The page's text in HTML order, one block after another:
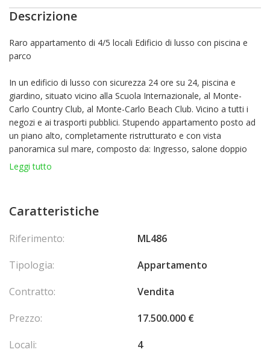
Descrizione
Raro appartamento di 4/5 locali Edificio di lusso con piscina e
parco
In un edificio di lusso con sicurezza 24 ore su 24, piscina e
giardino, situato vicino alla Scuola Internazionale, al Monte-
Carlo Country Club, al Monte-Carlo Beach Club. Vicino a tutti i
negozi e ai trasporti pubblici. Stupendo appartamento posto ad
un piano alto, completamente ristrutturato e con vista
panoramica sul mare, composto da: Ingresso, salone doppio
che si apre su terrazzo con vista mare, cucina a vista,
completamente attrezzata con vista mare, 1 camera
Affittato per un anno dal 01/05/2025 al 30/04/2026
Leggi tutto
Caratteristiche
Riferimento:
ML486
Tipologia:
Appartamento
Contratto:
Vendita
Prezzo:
17.500.000 €
Locali:
4